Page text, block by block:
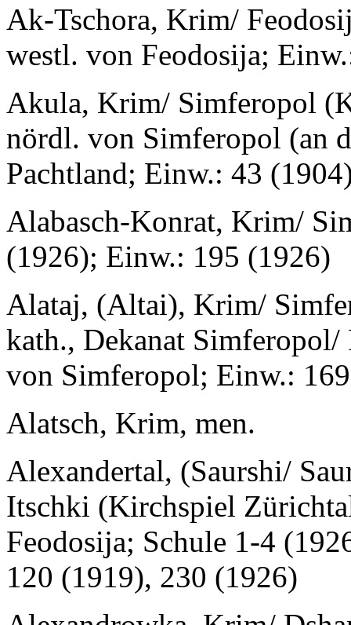
Ak-Tschora, Krim/
westl. von Feodosija;
Akula, Krim/ Simferopol
nördl. von Simferopol (an
Pachtland; Einw.: 43
Alabasch-Konrat, Krim/
(1926); Einw.: 195 (1926)
Alataj, (Altai), Krim/
kath., Dekanat
von Simferopol; Einw.:
Alatsch, Krim, men.
Alexandertal, (Saurshi/
Itschki (Kirchspiel
Feodosija; Schule 1-4
120 (1919), 230 (1926)